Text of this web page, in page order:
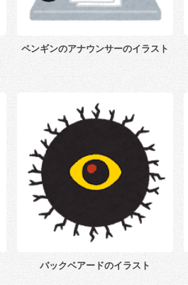
ペンギンのアナウンサーのイラスト
バックベアードのイラスト